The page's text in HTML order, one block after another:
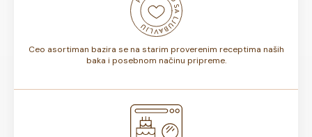
Ceo asortiman bazira se na starim proverenim receptima naših
baka i posebnom načinu pripreme.